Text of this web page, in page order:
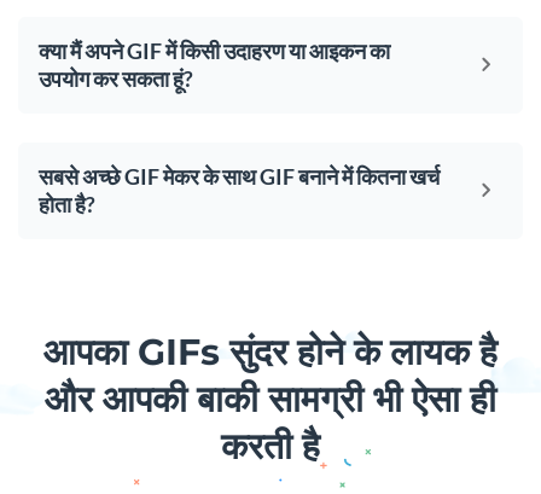
क्या मैं अपने GIF में किसी उदाहरण या आइकन का
उपयोग कर सकता हूं?
सबसे अच्छे GIF मेकर के साथ GIF बनाने में कितना खर्च
होता है?
आपका GIFs सुंदर होने के लायक है
और आपकी बाकी सामग्री भी ऐसा ही
करती है